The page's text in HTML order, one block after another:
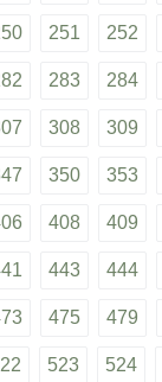
251 252
283 284
308 309
350 353
408 409
443 444
475 479
523 524